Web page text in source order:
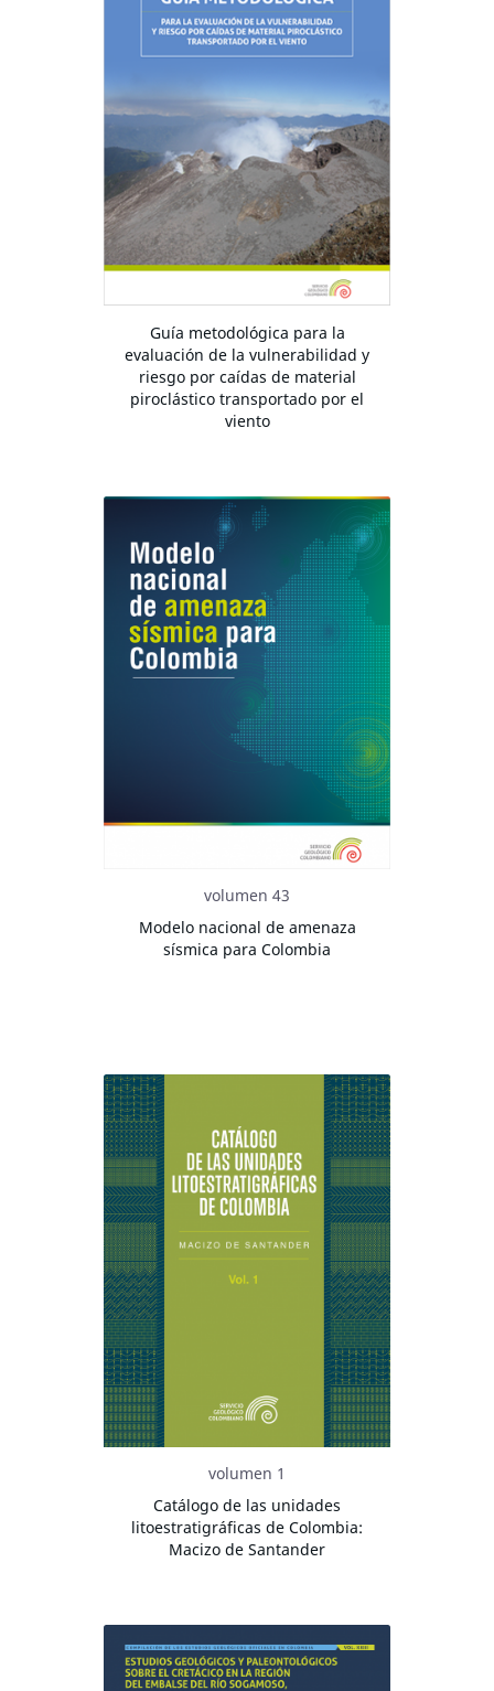
Guía metodológica para la
evaluación de la vulnerabilidad y
riesgo por caídas de material
piroclástico transportado por el
viento
volumen 43
Modelo nacional de amenaza
sísmica para Colombia
volumen 1
Catálogo de las unidades
litoestratigráficas de Colombia:
Macizo de Santander